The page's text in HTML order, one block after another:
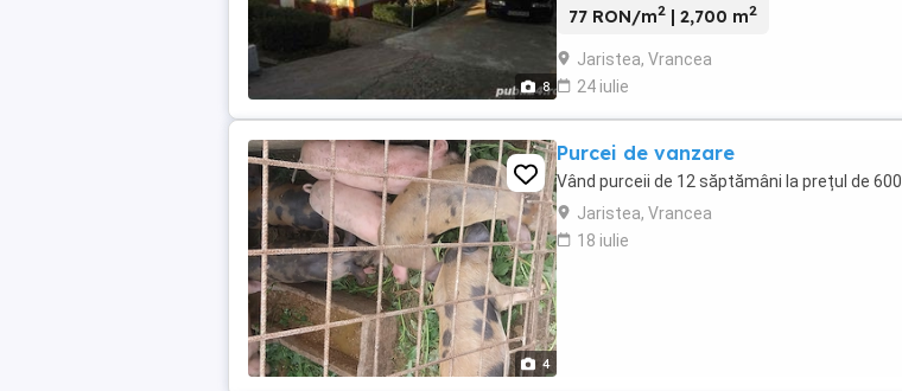
8
77 RON/m2 | 2,700 m2
Jaristea, Vrancea
24 iulie
4
Purcei de vanzare
Vând purceii de 12 săptămâni la prețul de 600
Jaristea, Vrancea
18 iulie